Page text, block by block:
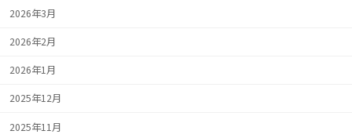
2026年3月
2026年2月
2026年1月
2025年12月
2025年11月